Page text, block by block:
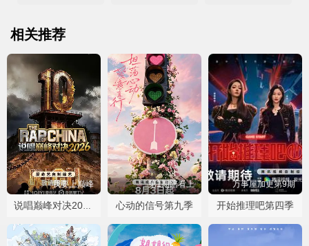
相关推荐
我要上巅峰
说唱巅峰对决2026
第1期陪看上
心动的信号第九季
万事屋加更第9期
开始推理吧第四季